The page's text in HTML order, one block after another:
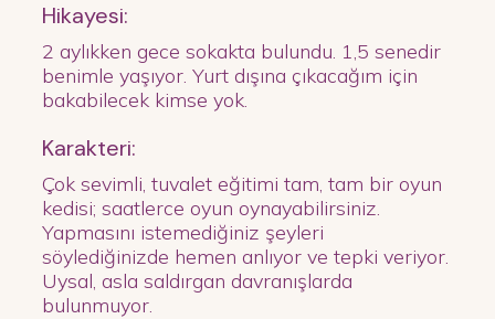
Hikayesi:
2 aylıkken gece sokakta bulundu. 1,5 senedir
benimle yaşıyor. Yurt dışına çıkacağım için
bakabilecek kimse yok.
Karakteri:
Çok sevimli, tuvalet eğitimi tam, tam bir oyun
kedisi; saatlerce oyun oynayabilirsiniz.
Yapmasını istemediğiniz şeyleri
söylediğinizde hemen anlıyor ve tepki veriyor.
Uysal, asla saldırgan davranışlarda
bulunmuyor.